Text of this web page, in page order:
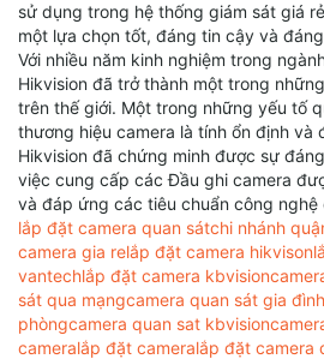
sử dụng trong hệ thống giám sát giá
một lựa chọn tốt, đáng tin cậy và
Với nhiều năm kinh nghiệm trong
Hikvision đã trở thành một trong
trên thế giới. Một trong những yếu tố
thương hiệu camera là tính ổn định và
Hikvision đã chứng minh được sự
việc cung cấp các Đầu ghi camera
và đáp ứng các tiêu chuẩn công nghệ
lắp đặt camera quan sátchi nhánh
camera gia relắp đặt camera hikvison
vantechlắp đặt camera kbvision
sát qua mạngcamera quan sát gia đình
phòngcamera quan sat kbvision
cameralắp đặt cameralắp đặt camera